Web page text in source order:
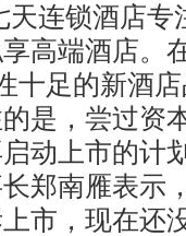
连锁酒店专
高端酒店。
十足的新酒
是，尝过资
动上市的计
郑南雁表示
市，现在还